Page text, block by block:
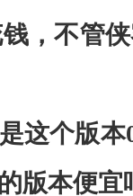
，不管
这个版本
版本便宜